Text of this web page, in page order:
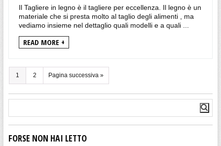
Il Tagliere in legno è il tagliere per eccellenza. Il legno è un
materiale che si presta molto al taglio degli alimenti , ma
vediamo insieme nel dettaglio quali modelli e a quali ...
READ MORE +
1 2 Pagina successiva »
FORSE NON HAI LETTO